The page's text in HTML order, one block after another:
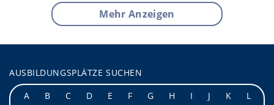
Mehr Anzeigen
AUSBILDUNGSPLÄTZE SUCHEN
A
B C D E F G H I J K
L